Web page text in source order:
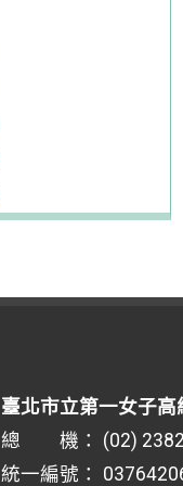
臺北市立第一女子高
總 機： (02)
統一編號：